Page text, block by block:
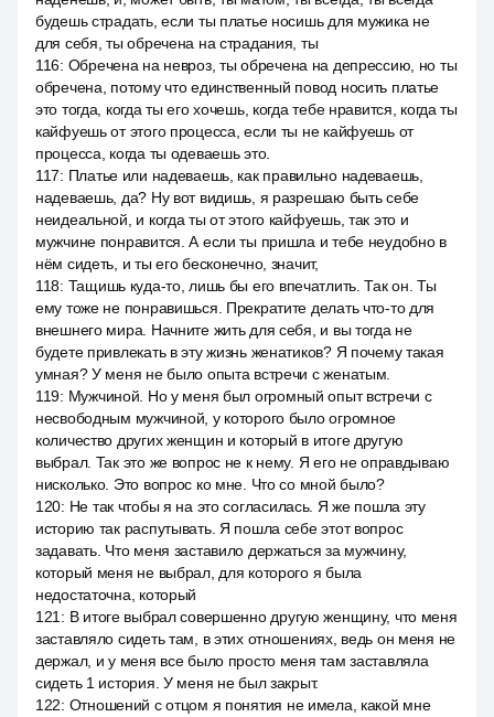
будешь страдать, если ты платье носишь для мужика не
для себя, ты обречена на страдания, ты
116: Обречена на невроз, ты обречена на депрессию, но ты
обречена, потому что единственный повод носить платье
это тогда, когда ты его хочешь, когда тебе нравится, когда ты
кайфуешь от этого процесса, если ты не кайфуешь от
процесса, когда ты одеваешь это.
117: Платье или надеваешь, как правильно надеваешь,
надеваешь, да? Ну вот видишь, я разрешаю быть себе
неидеальной, и когда ты от этого кайфуешь, так это и
мужчине понравится. А если ты пришла и тебе неудобно в
нём сидеть, и ты его бесконечно, значит,
118: Тащишь куда-то, лишь бы его впечатлить. Так он. Ты
ему тоже не понравишься. Прекратите делать что-то для
внешнего мира. Начните жить для себя, и вы тогда не
будете привлекать в эту жизнь женатиков? Я почему такая
умная? У меня не было опыта встречи с женатым.
119: Мужчиной. Но у меня был огромный опыт встречи с
несвободным мужчиной, у которого было огромное
количество других женщин и который в итоге другую
выбрал. Так это же вопрос не к нему. Я его не оправдываю
нисколько. Это вопрос ко мне. Что со мной было?
120: Не так чтобы я на это согласилась. Я же пошла эту
историю так распутывать. Я пошла себе этот вопрос
задавать. Что меня заставило держаться за мужчину,
который меня не выбрал, для которого я была
недостаточна, который
121 : В итоге выбрал совершенно другую женщину, что меня
заставляло сидеть там, в этих отношениях, ведь он меня не
держал, и у меня все было просто меня там заставляла
сидеть 1 история. У меня не был закрыт.
122: Отношений с отцом я понятия не имела, какой мне